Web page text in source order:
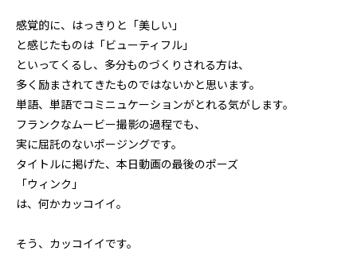
感覚的に、はっきりと「美しい」
と感じたものは「ビューティフル」
といってくるし、多分ものづくりされる方は、
多く励まされてきたものではないかと思います。
単語、単語でコミニュケーションがとれる気がします。
フランクなムービー撮影の過程でも、
実に屈託のないポージングです。
タイトルに掲げた、本日動画の最後のポーズ
「ウィンク」
は、何かカッコイイ。
そう、カッコイイです。